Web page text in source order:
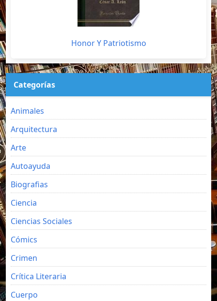
Honor Y Patriotismo
Categorías
Animales
Arquitectura
Arte
Autoayuda
Biografias
Ciencia
Ciencias Sociales
Cómics
Crimen
Crítica Literaria
Cuerpo